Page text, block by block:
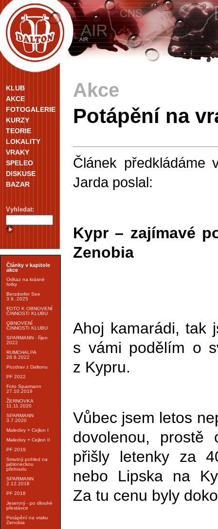
KLUB
AKCE
FOTOGALERIE
KURZY
TEORIE
LOKALITY
VRAKY
SPELEO
DISKUSE
BAZAR
Vyhledat:
Články v kapitole
akce
Odkaz na krásné
fotky
Berzdorfer See
3.9..2025
FOTO K OBNOVENÍ
ČINNOSTI KLUBU
OBNOVENÍ
ČINNOSTI KLUBU
SPARMANN - říjen
2022
RUMCHALPA
28.8.2022
Pozdrav z Daltonu
PF 2022
Foto Sparmann
27.10.2019
ŽERNOVKA
11.11.2020
SPARMANN
3.7.2020
Maledivy + Cejlon I
Maledivy + Cejlon II
PF 2019
Smutný pohled na
jabloneckou
přehradu
SPARMANN
2.12.2018
PF 2018
Jesenný - po dlouhé
přestávce
Potápění na vraku
Zenobia
Akce
Potápění na
Článek
Jarda poslal:
Kypr – zajímavé
Zenobia
Ahoj kamarádi, tak
s vámi podělím o
z Kypru.
Vůbec jsem letos
dovolenou,
přišly letenky za
nebo Lipska na
Za tu cenu byly